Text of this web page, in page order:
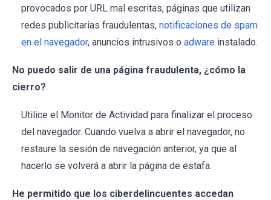
provocados por URL mal escritas, páginas que utilizan
redes publicitarias fraudulentas, notificaciones de spam
en el navegador, anuncios intrusivos o adware instalado.
No puedo salir de una página fraudulenta, ¿cómo la
cierro?
Utilice el Monitor de Actividad para finalizar el proceso
del navegador. Cuando vuelva a abrir el navegador, no
restaure la sesión de navegación anterior, ya que al
hacerlo se volverá a abrir la página de estafa.
He permitido que los ciberdelincuentes accedan